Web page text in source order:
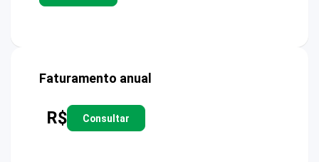
Faturamento anual
R$ Consultar